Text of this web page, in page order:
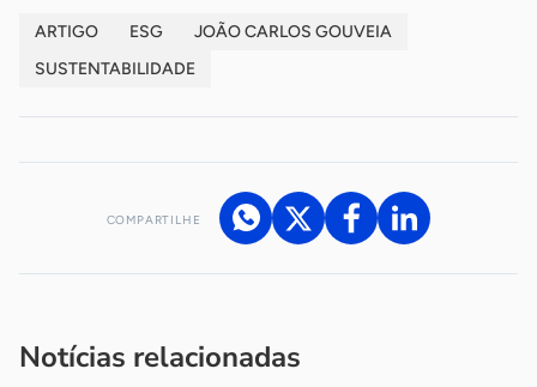
ARTIGO ESG
JOÃO CARLOS GOUVEIA
SUSTENTABILIDADE
COMPARTILHE
Notícias relacionadas